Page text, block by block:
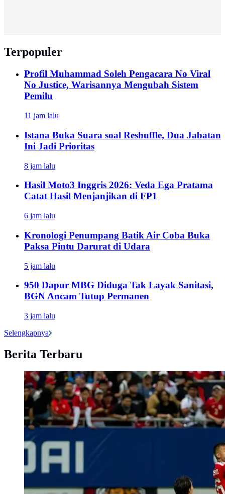
Terpopuler
Profil Muhammad Soleh Pengacara No Viral
No Justice, Warisannya Mengubah Sistem
Pemilu
11 jam lalu
Istana Buka Suara soal Reshuffle, Dua Jabatan
Ini Jadi Prioritas
8 jam lalu
Hasil Moto3 Inggris 2026: Veda Ega Pratama
Catat Hasil Menjanjikan di FP1
6 jam lalu
Kronologi Penumpang Batik Air Coba Buka
Paksa Pintu Darurat di Udara
5 jam lalu
950 Dapur MBG Diduga Tak Layak Sanitasi,
BGN Ancam Tutup Permanen
3 jam lalu
Selengkapnya
Berita Terbaru